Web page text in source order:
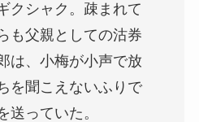
クシャク。疎まれて
も父親としての沽券
は、小梅が小声で放
を聞こえないふりで
送っていた。